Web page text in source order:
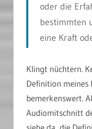
oder die
bestimmten
eine Kraft
Klingt nüchtern.
Definition meines
bemerkenswert.
Audiomitschnitt